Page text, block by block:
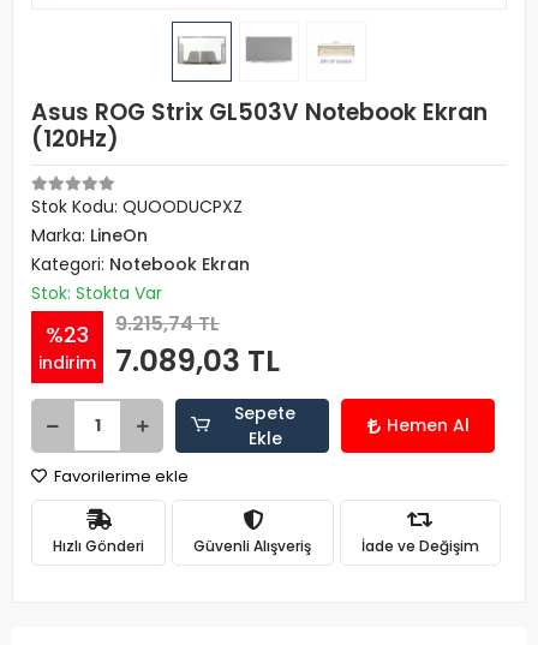
Asus ROG Strix GL503V Notebook Ekran
(120Hz)
Stok Kodu: QUOODUCPXZ
Marka: LineOn
Kategori: Notebook Ekran
Stok: Stokta Var
%23
indirim
9.215,74 TL
7.089,03 TL
Sepete
Ekle
Hemen Al
Favorilerime ekle
Hızlı Gönderi Güvenli Alışveriş İade ve Değişim